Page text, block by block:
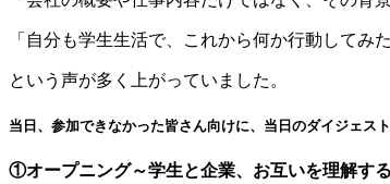
「自分も学生生活で、これから何か行動してみ
という声が多く上がっていました。
当日、参加できなかった皆さん向けに、当日のダイジェス
①オープニング～学生と企業、お互いを理解す